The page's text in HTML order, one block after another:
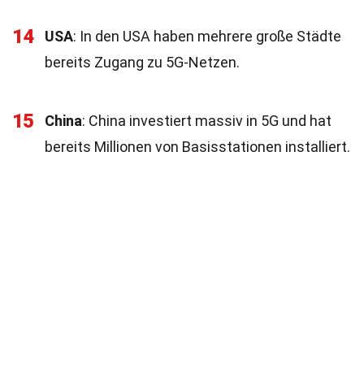
14 USA: In den USA haben mehrere große Städte
bereits Zugang zu 5G-Netzen.
15 China: China investiert massiv in 5G und hat
bereits Millionen von Basisstationen installiert.